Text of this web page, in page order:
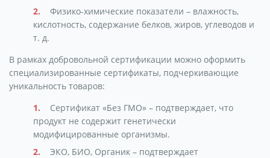
Физико-химические показатели – влажность,
кислотность, содержание белков, жиров, углеводов и
т. д.
В рамках добровольной сертификации можно оформить
специализированные сертификаты, подчеркивающие
уникальность товаров:
Сертификат «Без ГМО» – подтверждает, что
продукт не содержит генетически
модифицированные организмы.
ЭКО, БИО, Органик – подтверждает